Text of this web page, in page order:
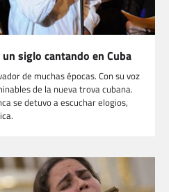
siglo cantando en Cuba
de muchas épocas. Con su voz
de la nueva trova cubana.
se detuvo a escuchar elogios,